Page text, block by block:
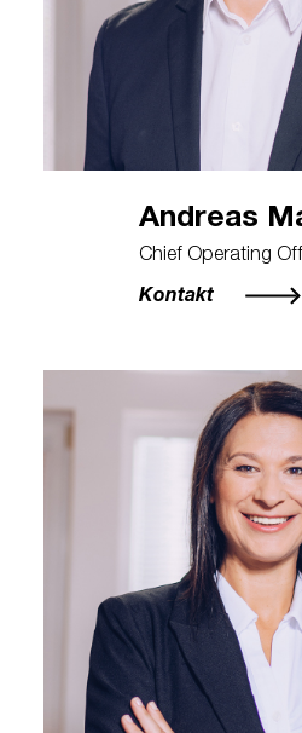
Andreas
Chief Operating
Kontakt